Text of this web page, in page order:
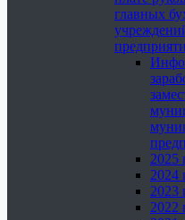
главных
2025
2024
2023
2022